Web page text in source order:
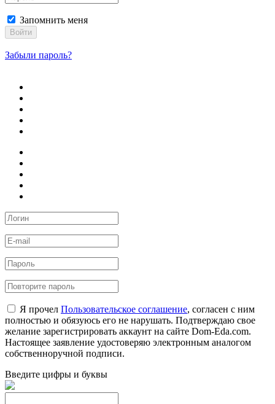
Запомнить меня
Войти
Забыли пароль?
Я прочел Пользовательское соглашение, согласен с ним
полностью и обязуюсь его не нарушать. Подтверждаю свое
желание зарегистрировать аккаунт на сайте Dom-Eda.com.
Настоящее заявление удостоверяю электронным аналогом
собственноручной подписи.
Введите цифры и буквы